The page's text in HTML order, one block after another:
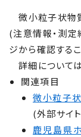
微小粒子状物
(注意情報・測定
ジから確認する
詳細について
関連項目
微小粒子
(外部サイ
鹿児島県ホ